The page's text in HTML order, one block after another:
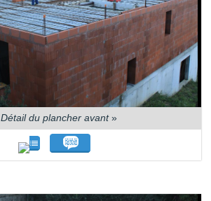
Détail du plancher avant»